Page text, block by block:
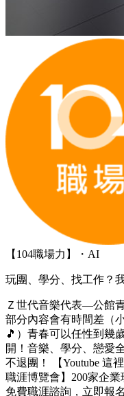
【104職場力】・AI
玩團、學分、找工作？
Ｚ世代音樂代表—公館
部分內容會有時間差（
🎵）青春可以任性到幾
開！音樂、學分、戀愛
不退團！ 【Youtube 這
職涯博覽會】200家企業
免費職涯諮詢，立即報